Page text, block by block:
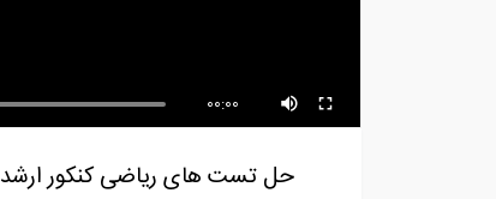
00:00
حل تست هاى رياضى كنكور ارشد ٩٧ رياضى عمومی ١- مبحث حد؛ قسمت سوم